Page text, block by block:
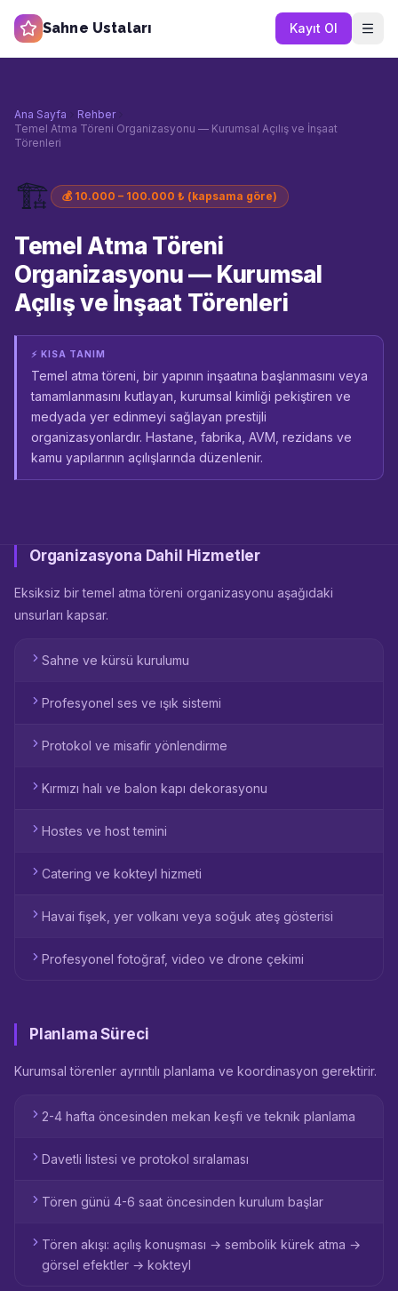
Sahne Ustaları Kayıt Ol
Ana Sayfa
Rehber
Temel Atma Töreni Organizasyonu — Kurumsal Açılış ve İnşaat
Törenleri
🏗️ 💰 10.000 – 100.000 ₺ (kapsama göre)
Temel Atma Töreni
Organizasyonu — Kurumsal
Açılış ve İnşaat Törenleri
⚡ KISA TANIM
Temel atma töreni, bir yapının inşaatına başlanmasını veya
tamamlanmasını kutlayan, kurumsal kimliği pekiştiren ve
medyada yer edinmeyi sağlayan prestijli
organizasyonlardır. Hastane, fabrika, AVM, rezidans ve
kamu yapılarının açılışlarında düzenlenir.
Organizasyona Dahil Hizmetler
Eksiksiz bir temel atma töreni organizasyonu aşağıdaki
unsurları kapsar.
Sahne ve kürsü kurulumu
Profesyonel ses ve ışık sistemi
Protokol ve misafir yönlendirme
Kırmızı halı ve balon kapı dekorasyonu
Hostes ve host temini
Catering ve kokteyl hizmeti
Havai fişek, yer volkanı veya soğuk ateş gösterisi
Profesyonel fotoğraf, video ve drone çekimi
Planlama Süreci
Kurumsal törenler ayrıntılı planlama ve koordinasyon gerektirir.
2-4 hafta öncesinden mekan keşfi ve teknik planlama
Davetli listesi ve protokol sıralaması
Tören günü 4-6 saat öncesinden kurulum başlar
Tören akışı: açılış konuşması → sembolik kürek atma →
görsel efektler → kokteyl